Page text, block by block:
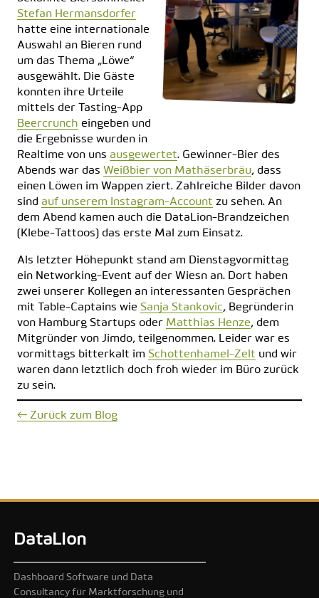
Stefan Hermansdorfer
hatte eine internationale
Auswahl an Bieren rund
um das Thema „Löwe“
ausgewählt. Die Gäste
konnten ihre Urteile
mittels der Tasting-App
Beercrunch eingeben und
die Ergebnisse wurden in
Realtime von uns ausgewertet. Gewinner-Bier des
Abends war das Weißbier von Mathäserbräu, dass
einen Löwen im Wappen ziert. Zahlreiche Bilder davon
sind auf unserem Instagram-Account zu sehen. An
dem Abend kamen auch die DataLion-Brandzeichen
(Klebe-Tattoos) das erste Mal zum Einsatz.
Als letzter Höhepunkt stand am Dienstagvormittag
ein Networking-Event auf der Wiesn an. Dort haben
zwei unserer Kollegen an interessanten Gesprächen
mit Table-Captains wie Sanja Stankovic, Begründerin
von Hamburg Startups oder Matthias Henze, dem
Mitgründer von Jimdo, teilgenommen. Leider war es
vormittags bitterkalt im Schottenhamel-Zelt und wir
waren dann letztlich doch froh wieder im Büro zurück
zu sein.
← Zurück zum Blog
DataLion
Dashboard Software und Data
Consultancy für Marktforschung und